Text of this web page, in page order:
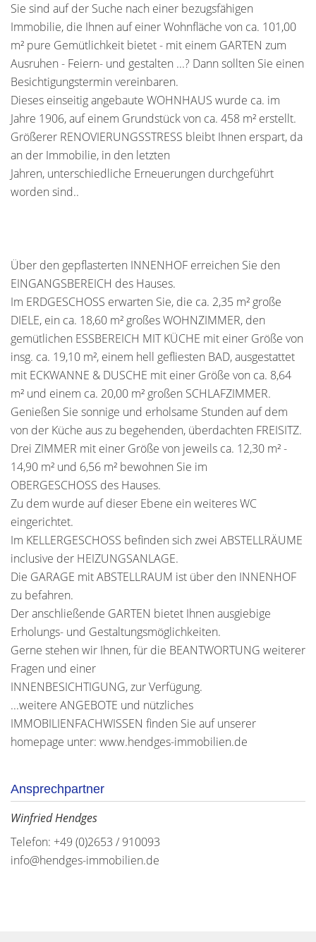
Sie sind auf der Suche nach einer bezugsfähigen
Immobilie, die Ihnen auf einer Wohnfläche von ca. 101,00
m² pure Gemütlichkeit bietet - mit einem GARTEN zum
Ausruhen - Feiern- und gestalten ...? Dann sollten Sie einen
Besichtigungstermin vereinbaren.
Dieses einseitig angebaute WOHNHAUS wurde ca. im
Jahre 1906, auf einem Grundstück von ca. 458 m² erstellt.
Größerer RENOVIERUNGSSTRESS bleibt Ihnen erspart, da
an der Immobilie, in den letzten
Jahren, unterschiedliche Erneuerungen durchgeführt
worden sind..
Über den gepflasterten INNENHOF erreichen Sie den
EINGANGSBEREICH des Hauses.
Im ERDGESCHOSS erwarten Sie, die ca. 2,35 m² große
DIELE, ein ca. 18,60 m² großes WOHNZIMMER, den
gemütlichen ESSBEREICH MIT KÜCHE mit einer Größe von
insg. ca. 19,10 m², einem hell gefliesten BAD, ausgestattet
mit ECKWANNE & DUSCHE mit einer Größe von ca. 8,64
m² und einem ca. 20,00 m² großen SCHLAFZIMMER.
Genießen Sie sonnige und erholsame Stunden auf dem
von der Küche aus zu begehenden, überdachten FREISITZ.
Drei ZIMMER mit einer Größe von jeweils ca. 12,30 m² -
14,90 m² und 6,56 m² bewohnen Sie im
OBERGESCHOSS des Hauses.
Zu dem wurde auf dieser Ebene ein weiteres WC
eingerichtet.
Im KELLERGESCHOSS befinden sich zwei ABSTELLRÄUME
inclusive der HEIZUNGSANLAGE.
Die GARAGE mit ABSTELLRAUM ist über den INNENHOF
zu befahren.
Der anschließende GARTEN bietet Ihnen ausgiebige
Erholungs- und Gestaltungsmöglichkeiten.
Gerne stehen wir Ihnen, für die BEANTWORTUNG weiterer
Fragen und einer
INNENBESICHTIGUNG, zur Verfügung.
...weitere ANGEBOTE und nützliches
IMMOBILIENFACHWISSEN finden Sie auf unserer
homepage unter: www.hendges-immobilien.de
Ansprechpartner
Winfried Hendges
Telefon: +49 (0)2653 / 910093
info@hendges-immobilien.de